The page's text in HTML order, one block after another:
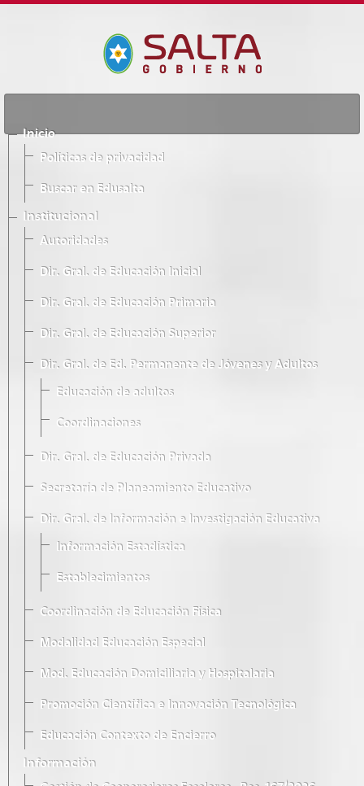
Inicio
Políticas de privacidad
Buscar en Edusalta
Institucional
Autoridades
Dir. Gral. de Educación Inicial
Dir. Gral. de Educación Primaria
Dir. Gral. de Educación Superior
Dir. Gral. de Ed. Permanente de Jóvenes y Adultos
Educación de adultos
Coordinaciones
Dir. Gral. de Educación Privada
Secretaría de Planeamiento Educativo
Dir. Gral. de Información e Investigación Educativa
Información Estadística
Establecimientos
Coordinación de Educación Física
Modalidad Educación Especial
Mod. Educación Domiciliaria y Hospitalaria
Promoción Científica e Innovación Tecnológica
Educación Contexto de Encierro
Información